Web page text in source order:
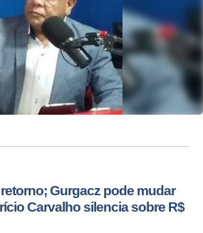
Gurgacz pode mudar
Carvalho silencia sobre R$